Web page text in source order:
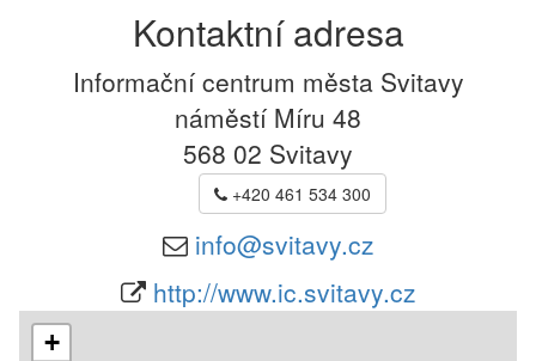
Kontaktní adresa
Informační centrum města Svitavy
náměstí Míru 48
568 02 Svitavy
+420 461 534 300
info@svitavy.cz
http://www.ic.svitavy.cz
+